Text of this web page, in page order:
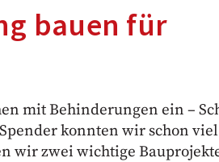
bauen für
mit Behinderungen ein –
konnten wir schon
wir zwei wichtige